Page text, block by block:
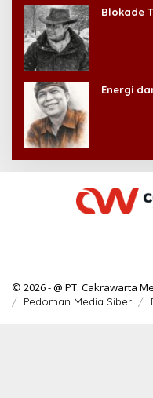
Blokade
Energi
© 2026 - @ PT. Cakrawarta
Pedoman Media Siber